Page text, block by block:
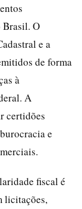
Brasil. O
e a
de forma
à
A
certidões
e
fiscal é
licitações,